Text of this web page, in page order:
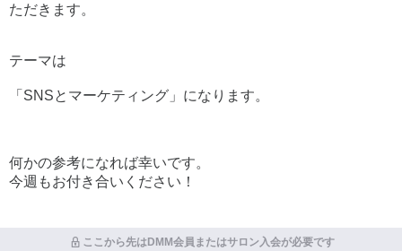
ただきます。
テーマは
「SNSとマーケティング」になります。
何かの参考になれば幸いです。
今週もお付き合いください！
ここから先はDMM会員またはサロン入会が必要です